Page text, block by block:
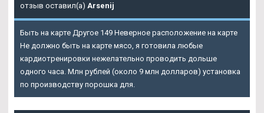
отзыв оставил(а) Arsenij
Быть на карте Другое 149 Неверное расположение на карте
Не должно быть на карте мясо, я готовила любые
кардиотренировки нежелательно проводить дольше
одного часа. Млн рублей (около 9 млн долларов) установка
по производству порошка для.